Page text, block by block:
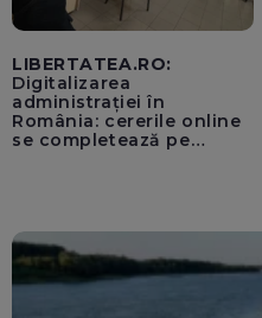
LIBERTATEA.RO:
Digitalizarea
administrației în
România: cererile online
se completează pe